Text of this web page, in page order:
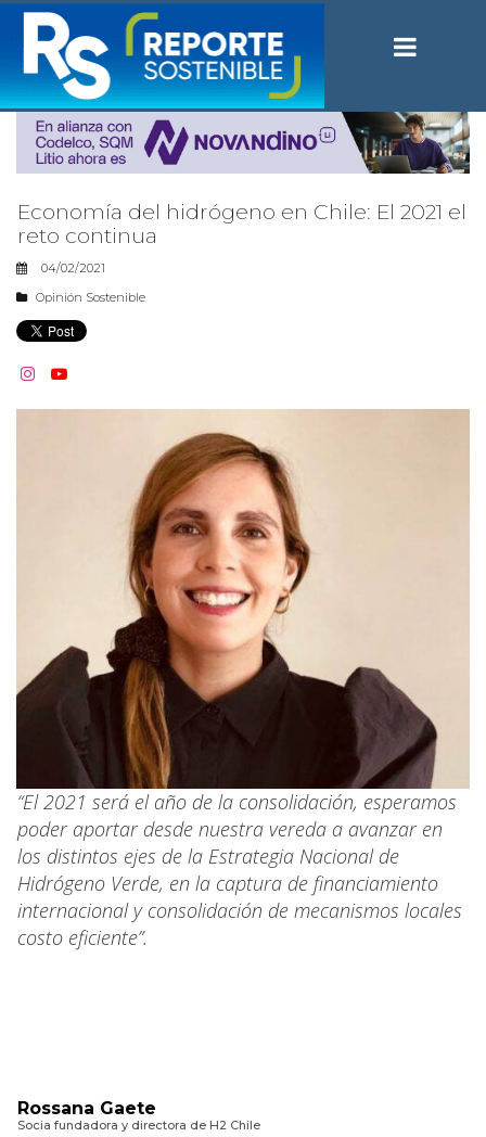
Economía del hidrógeno en Chile: El 2021 el
reto continua
04/02/2021
Opinión Sostenible
 
“El 2021 será el año de la consolidación, esperamos
poder aportar desde nuestra vereda a avanzar en
los distintos ejes de la Estrategia Nacional de
Hidrógeno Verde, en la captura de financiamiento
internacional y consolidación de mecanismos locales
costo eficiente”.
Rossana Gaete
Socia fundadora y directora de H2 Chile